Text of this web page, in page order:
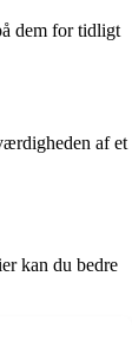
dem for tidligt
af et
kan du bedre